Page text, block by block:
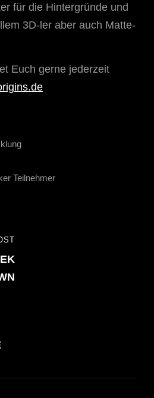
für die Hintergründe und
3D-ler aber auch Matte-
Euch gerne jederzeit
Teilnehmer